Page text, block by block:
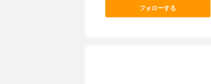
フォローする